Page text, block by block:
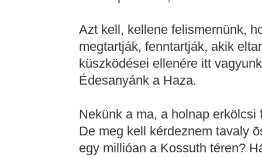
Azt kell, kellene felismernünk,
megtartják, fenntartják, akik
küszködései ellenére itt
Édesanyánk a Haza.
Nekünk a ma, a holnap
De meg kell kérdeznem tavaly
egy millióan a Kossuth téren?